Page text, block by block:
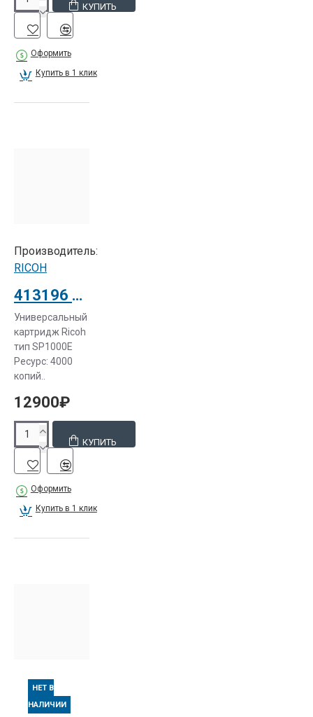
КУПИТЬ
Оформить
Купить в 1 клик
Производитель:
RICOH
413196 Картридж тип SP1000E для Ricoh Aficio SP1000/1000SF
Универсальный
картридж Ricoh
тип SP1000E
Ресурс: 4000
копий..
12900₽
КУПИТЬ
Оформить
Купить в 1 клик
НЕТ В
НАЛИЧИИ